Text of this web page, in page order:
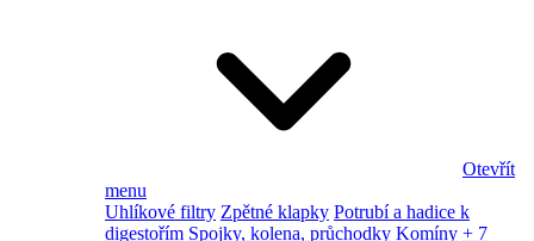
Otevřít
menu
Uhlíkové filtry Zpětné klapky Potrubí a hadice k
digestořím Spojky, kolena, průchodky Komíny + 7